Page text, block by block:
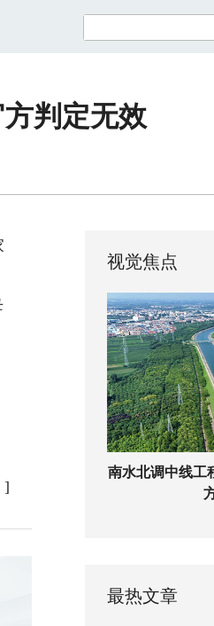
判定无效
]
视觉焦点
南水北调中线工
最热文章